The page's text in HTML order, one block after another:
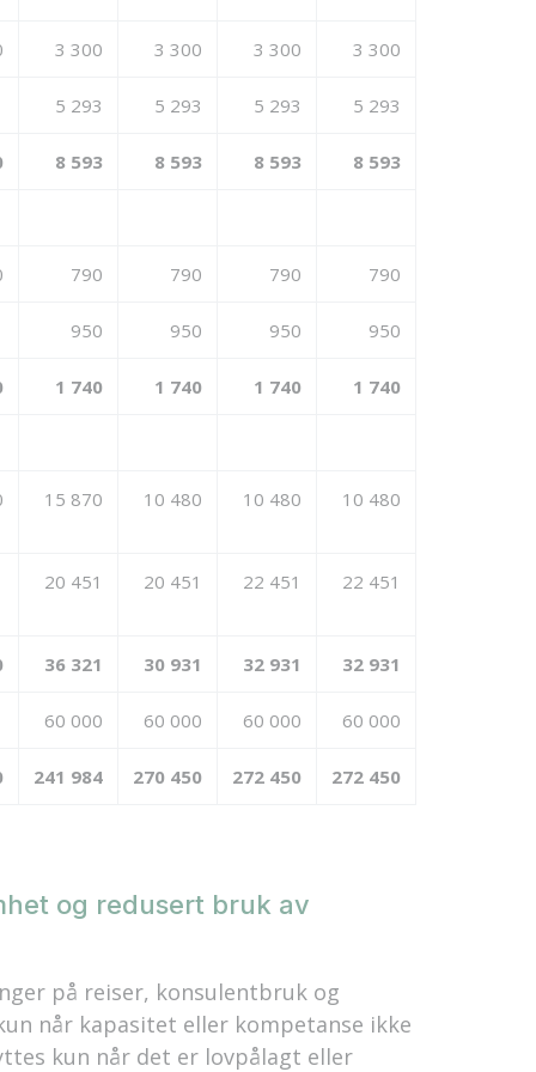
3 300 3 300 3 300 3 300
5 293 5 293 5 293 5 293
8 593 8 593 8 593 8 593
790 790 790 790
950 950 950 950
1 740 1 740 1 740 1 740
15 870 10 480 10 480 10 480
20 451 20 451 22 451 22 451
36 321 30 931 32 931 32 931
60 000 60 000 60 000 60 000
241 984 270 450 272 450 272 450
og redusert bruk av
på reiser, konsulentbruk og
når kapasitet eller kompetanse ikke
kun når det er lovpålagt eller